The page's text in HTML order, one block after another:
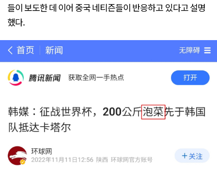
들이 보도한 데 이어 중국 네티즌들이 반응하고 있다고 설명
했다.